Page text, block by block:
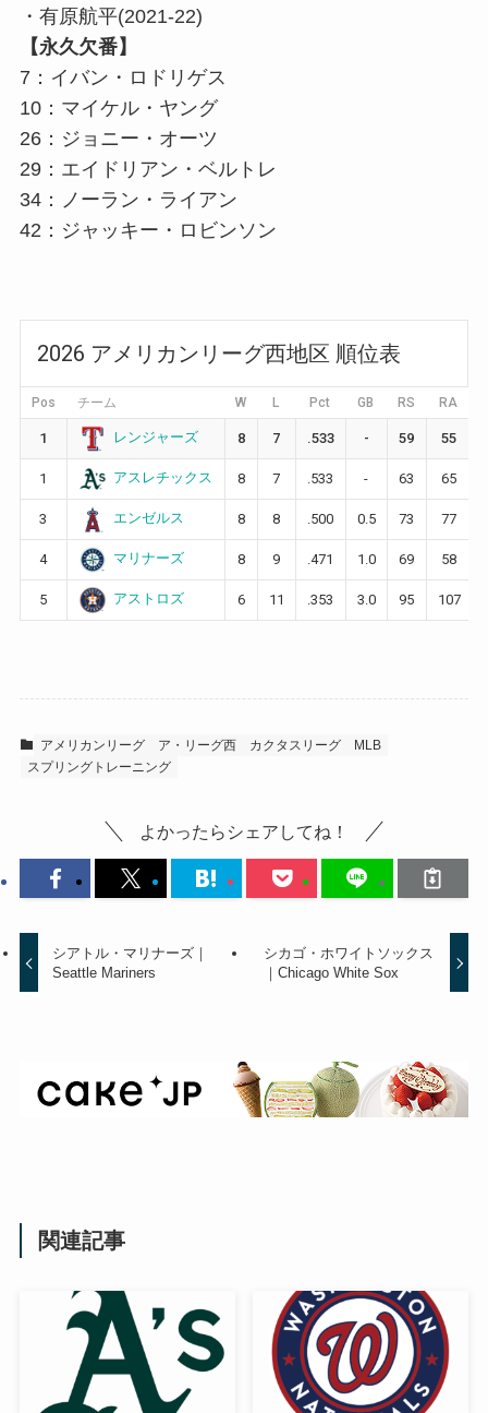
・有原航平(2021-22)
【永久欠番】
7：イバン・ロドリゲス
10：マイケル・ヤング
26：ジョニー・オーツ
29：エイドリアン・ベルトレ
34：ノーラン・ライアン
42：ジャッキー・ロビンソン
2026 アメリカンリーグ西地区 順位表
Pos チーム W L Pct GB RS RA
1 レンジャーズ 8 7 .533 - 59 55
1 アスレチックス 8 7 .533 - 63 65
3 エンゼルス 8 8 .500 0.5 73 77
4 マリナーズ 8 9 .471 1.0 69 58
5 アストロズ 6 11 .353 3.0 95 107
アメリカンリーグ ア・リーグ西 カクタスリーグ
MLB
スプリングトレーニング
よかったらシェアしてね！
シアトル・マリナーズ｜
Seattle Mariners
シカゴ・ホワイトソックス
｜Chicago White Sox
関連記事